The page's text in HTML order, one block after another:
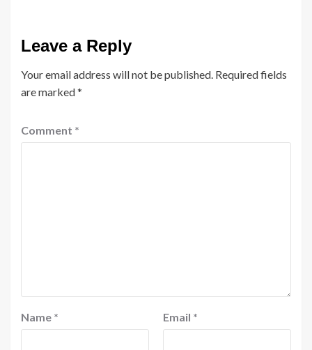
Leave a Reply
Your email address will not be published. Required fields
are marked*
Comment *
Name * Email *